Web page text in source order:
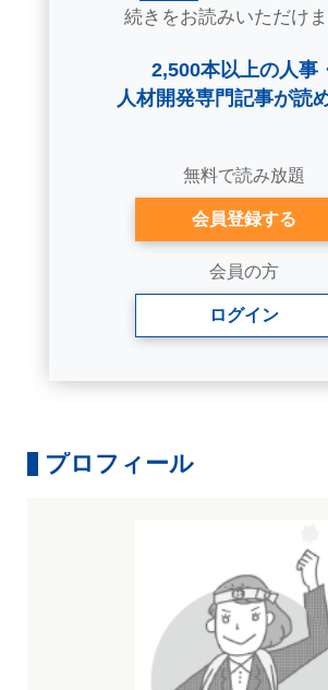
続きをお読みいただけま
2,500本以上の人事
人材開発専門記事が読
無料で読み放題
会員登録する
会員の方
ログイン
プロフィール